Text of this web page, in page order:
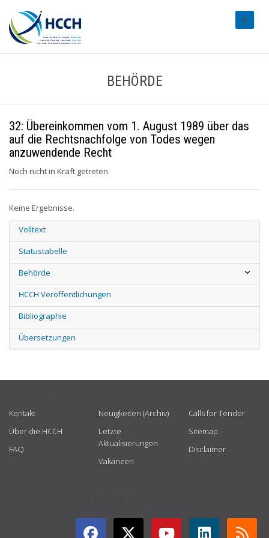
BEHÖRDE
32: Übereinkommen vom 1. August 1989 über das
auf die Rechtsnachfolge von Todes wegen
anzuwendende Recht
Noch nicht in Kraft getreten
Keine Ergebnisse.
Volltext
Statustabelle
Behörde
HCCH Veröffentlichungen
Bibliographie
Übersetzungen
Kontakt
Über die HCCH
FAQ
Neuigkeiten (Archiv)
Letzte
Aktualisierungen
Vakanzen
Calls for Tender
Sitemap
Disclaimer